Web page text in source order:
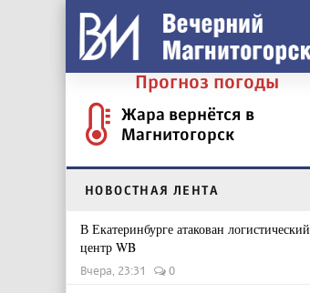
Прогноз погоды
Жара вернётся в
Магнитогорск
НОВОСТНАЯ ЛЕНТА
В Екатеринбурге атакован логистический
центр WB
Вчера, 23:31 0